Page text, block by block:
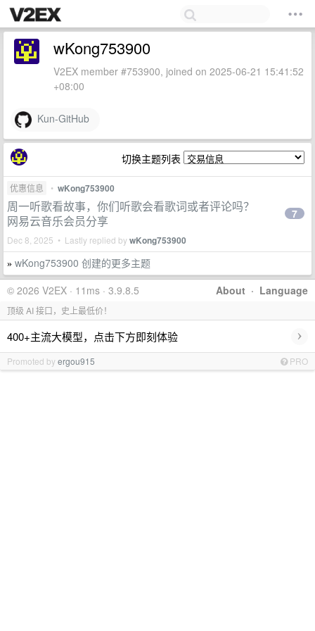
wKong753900
V2EX member #753900, joined on 2025-06-21 15:41:52
+08:00
Kun-GitHub
切换主题列表
优惠信息 • wKong753900
周一听歌看故事，你们听歌会看歌词或者评论吗？
网易云音乐会员分享
Dec 8, 2025 • Lastly replied bywKong753900
7
» wKong753900 创建的更多主题
About · Language
© 2026 V2EX · 11ms · 3.9.8.5
顶级 AI 接口，史上最低价！
400+主流大模型，点击下方即刻体验 ›
Promoted byergou915 PRO